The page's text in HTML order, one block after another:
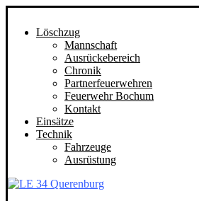
Löschzug
Mannschaft
Ausrückebereich
Chronik
Partnerfeuerwehren
Feuerwehr Bochum
Kontakt
Einsätze
Technik
Fahrzeuge
Ausrüstung